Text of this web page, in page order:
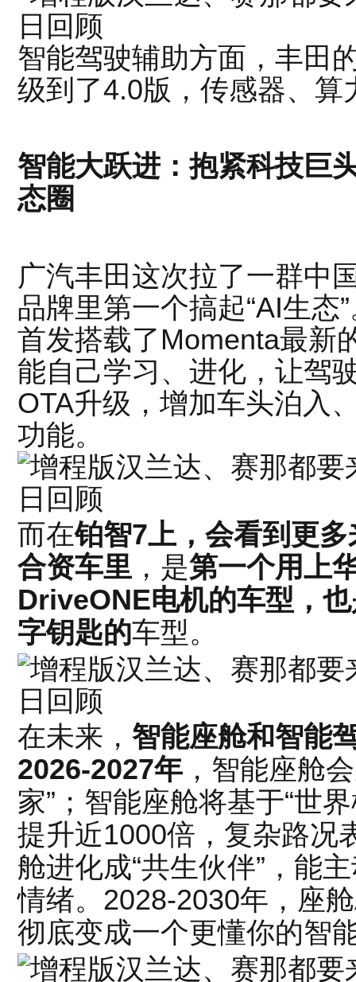
智能驾驶辅助方面，丰田
级到了4.0版，传感器、算
智能大跃进：抱紧科技巨
态圈
广汽丰田这次拉了一群中
品牌里第一个搞起“AI生态
首发搭载了Momenta最新
能自己学习、进化，让驾
OTA升级，增加车头泊入
功能。
而在铂智7上，会看到更
合资车里 ，是第一个用上
DriveONE电机的车型，
字钥匙的车型。
在未来， 智能座舱和智能
2026-2027年 ，智能座舱
家”；智能座舱将基于“世
提升近1000倍，复杂路况
舱进化成“共生伙伴”，能
情绪。2028-2030年，座
彻底变成一个更懂你的智